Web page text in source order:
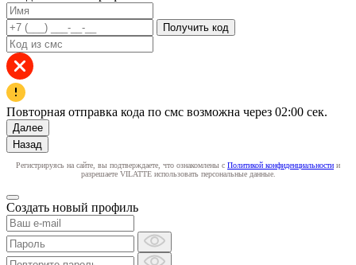
Получить код
Повторная отправка кода по смс возможна через 02:00 сек.
Далее
Назад
Регистрируясь на сайте, вы подтверждаете, что ознакомлены с Политикой конфиденциальности и
разрешаете VILATTE использовать персональные данные.
Создать новый профиль